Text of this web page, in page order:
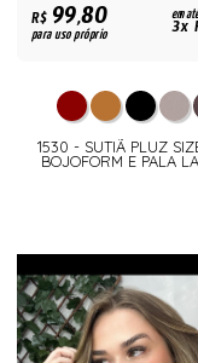
R$99,80
para uso próprio
em
3x
1530 - SUTIÃ PLUZ
BOJOFORM E PALA